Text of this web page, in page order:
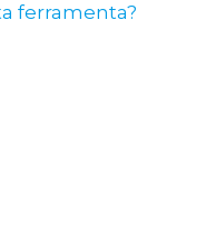
ferramenta?